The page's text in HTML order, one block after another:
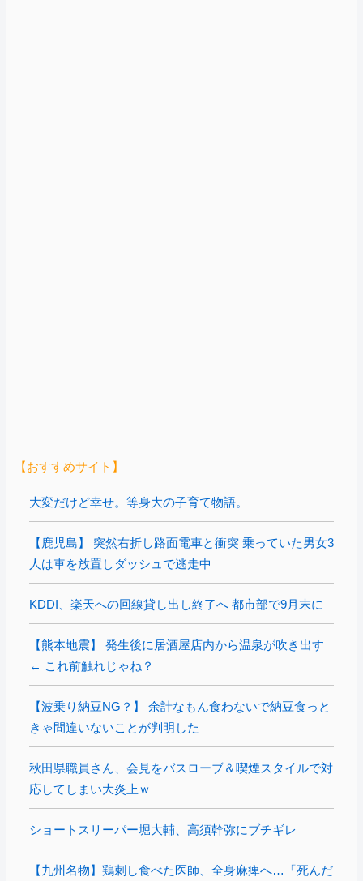
【おすすめサイト】
大変だけど幸せ。等身大の子育て物語。
【鹿児島】 突然右折し路面電車と衝突 乗っていた男女3
人は車を放置しダッシュで逃走中
KDDI、楽天への回線貸し出し終了へ 都市部で9月末に
【熊本地震】 発生後に居酒屋店内から温泉が吹き出す
← これ前触れじゃね？
【波乗り納豆NG？】 余計なもん食わないで納豆食っと
きゃ間違いないことが判明した
秋田県職員さん、会見をバスローブ＆喫煙スタイルで対
応してしまい大炎上ｗ
ショートスリーパー堀大輔、高須幹弥にブチギレ
【九州名物】鶏刺し食べた医師、全身麻痺へ…「死んだ